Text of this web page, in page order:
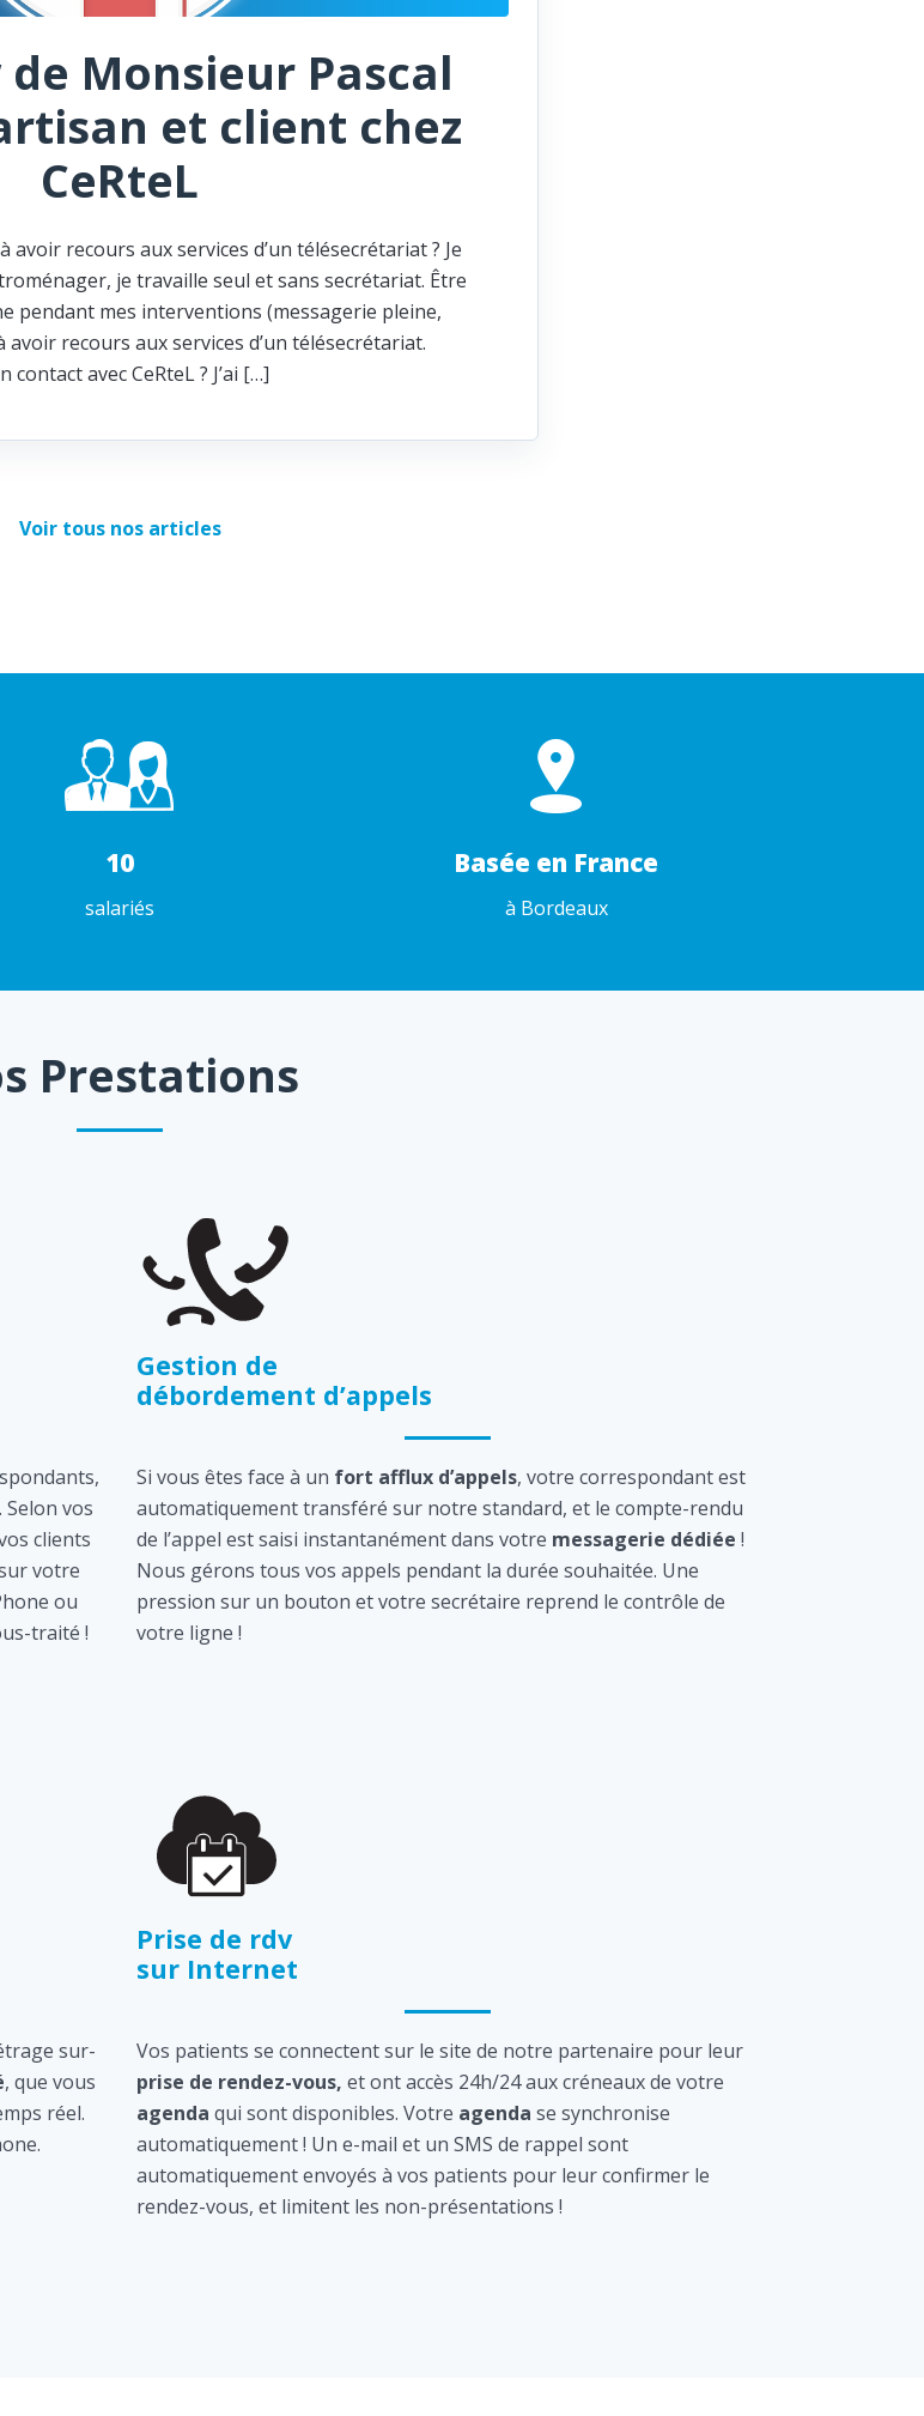
Monsieur Pascal
et client chez
CeRteL
avoir recours aux services d’un télésecrétariat ? Je
je travaille seul et sans secrétariat. Être
pendant mes interventions (messagerie pleine,
avoir recours aux services d’un télésecrétariat.
avec CeRteL ? J’ai […]
Voir tous nos articles
10
salariés
Basée en France
à Bordeaux
Prestations
Selon vos
clients
votre
ou
traité !
Gestion de
débordement d’appels
Si vous êtes face à un fort afflux d’appels, votre correspondant est
automatiquement transféré sur notre standard, et le compte-rendu
de l’appel est saisi instantanément dans votre messagerie dédiée !
Nous gérons tous vos appels pendant la durée souhaitée. Une
pression sur un bouton et votre secrétaire reprend le contrôle de
votre ligne !
sur-
, que vous
réel.
Prise de rdv
sur Internet
Vos patients se connectent sur le site de notre partenaire pour leur
prise de rendez-vous, et ont accès 24h/24 aux créneaux de votre
agenda qui sont disponibles. Votre agenda se synchronise
automatiquement ! Un e-mail et un SMS de rappel sont
automatiquement envoyés à vos patients pour leur confirmer le
rendez-vous, et limitent les non-présentations !